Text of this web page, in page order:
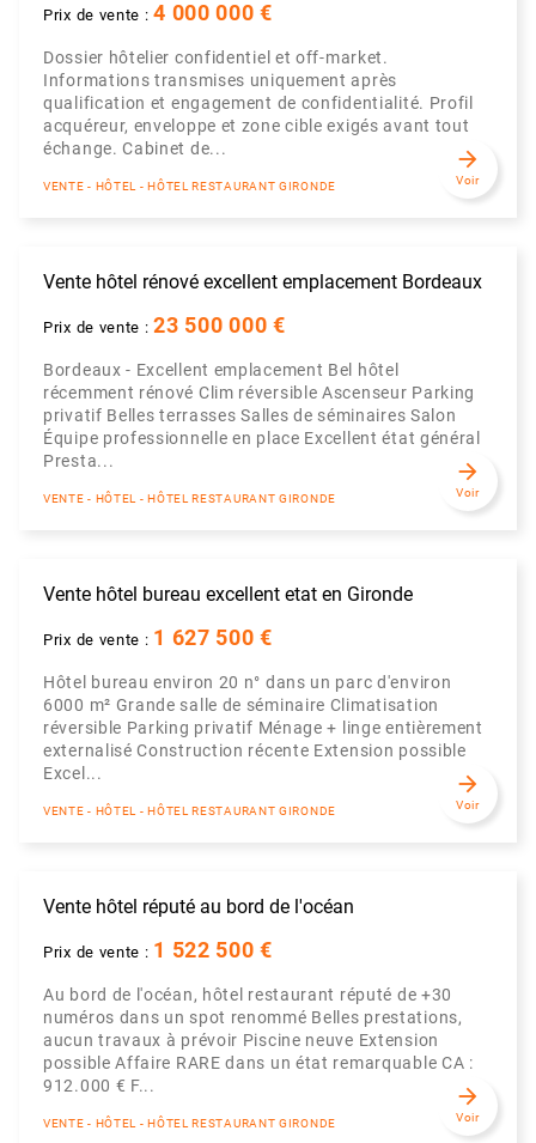
Prix de vente :4 000 000 €
Dossier hôtelier confidentiel et off-market.
Informations transmises uniquement après
qualification et engagement de confidentialité. Profil
acquéreur, enveloppe et zone cible exigés avant tout
échange. Cabinet de...
VENTE - HÔTEL - HÔTEL RESTAURANT GIRONDE
arrow_forward
Voir
Vente hôtel rénové excellent emplacement Bordeaux
Prix de vente :23 500 000 €
Bordeaux - Excellent emplacement Bel hôtel
récemment rénové Clim réversible Ascenseur Parking
privatif Belles terrasses Salles de séminaires Salon
Équipe professionnelle en place Excellent état général
Presta...
VENTE - HÔTEL - HÔTEL RESTAURANT GIRONDE
arrow_forward
Voir
Vente hôtel bureau excellent etat en Gironde
Prix de vente : 1 627 500 €
Hôtel bureau environ 20 n° dans un parc d'environ
6000 m² Grande salle de séminaire Climatisation
réversible Parking privatif Ménage + linge entièrement
externalisé Construction récente Extension possible
Excel...
VENTE - HÔTEL - HÔTEL RESTAURANT GIRONDE
arrow_forward
Voir
Vente hôtel réputé au bord de l'océan
Prix de vente : 1 522 500 €
Au bord de l'océan, hôtel restaurant réputé de +30
numéros dans un spot renommé Belles prestations,
aucun travaux à prévoir Piscine neuve Extension
possible Affaire RARE dans un état remarquable CA :
912.000 € F...
VENTE - HÔTEL - HÔTEL RESTAURANT GIRONDE
arrow_forward
Voir